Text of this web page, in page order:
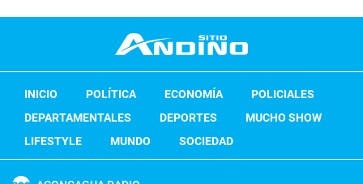
INICIO POLÍTICA ECONOMÍA
POLICIALES
DEPARTAMENTALES
DEPORTES
MUCHO SHOW
LIFESTYLE
MUNDO SOCIEDAD